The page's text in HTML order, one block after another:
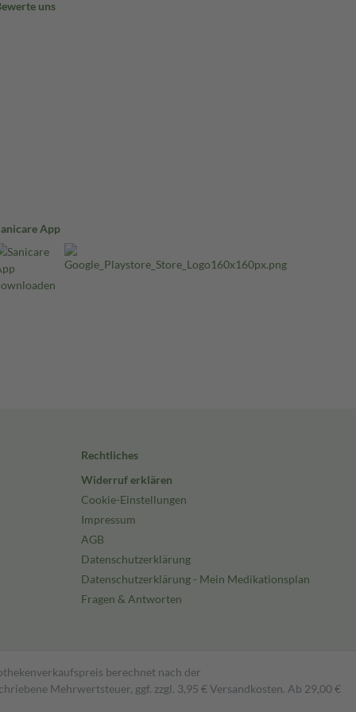
uns
App
Rechtliches
Widerruf erklären
Cookie-Einstellungen
Impressum
AGB
Datenschutzerklärung
Datenschutzerklärung - Mein Medikationsplan
Fragen & Antworten
berechnet nach der
Mehrwertsteuer, ggf. zzgl. 3,95 € Versandkosten. Ab 29,00 €